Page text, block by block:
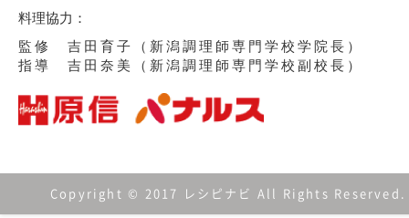
料理協力：
監修 吉田育子（新潟調理師専門学校学院長）
指導 吉田奈美（新潟調理師専門学校副校長）
Copyright © 2017 レシピナビ All Rights Reserved.